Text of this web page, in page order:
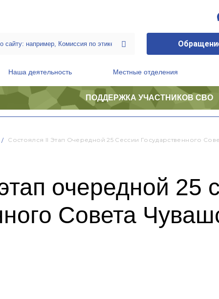
Наша деятельность Местные отделения
ПОДДЕРЖКА УЧАСТНИКОВ СВО
Состоялся II Этап Очередной 25 Сессии Государственного
очередной 25
Совета